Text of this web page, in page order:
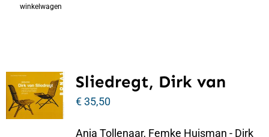
winkelwagen
Sliedregt, Dirk van
€35,50
Anja Tollenaar, Femke Huisman - Dirk